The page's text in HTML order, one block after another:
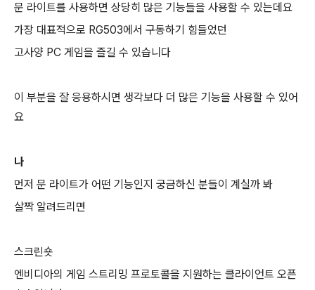
문 라이트를 사용하면 상당히 많은 기능들을 사용할 수 있는데요
가장 대표적으로 RG503에서 구동하기 힘들었던
고사양 PC 게임을 즐길 수 있습니다
이 부분을 잘 응용하시면 생각보다 더 많은 기능을 사용할 수 있어
요
나
먼저 문 라이트가 어떤 기능인지 궁금하신 분들이 계실까 봐
살짝 알려드리면
스크린숏
엔비디아의 게임 스트리밍 프로토콜을 지원하는 클라이언트 오픈